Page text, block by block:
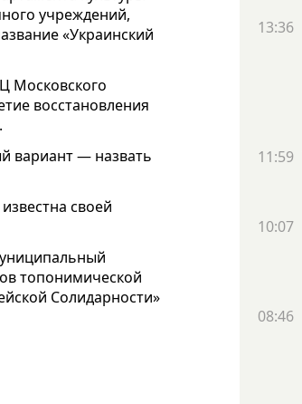
учреждений,
«Украинский
Московского
восстановления
вариант — назвать
своей
топонимической
Солидарности»
13:36
11:59
10:07
08:46